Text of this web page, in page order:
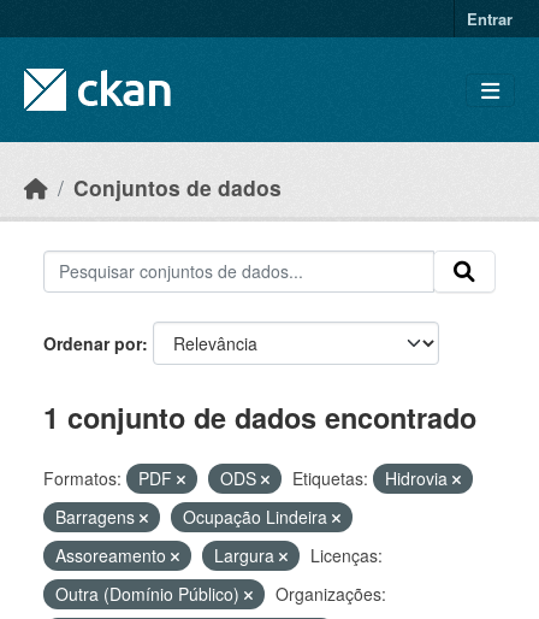
Entrar
Conjuntos de dados
Ordenar por
1 conjunto de dados encontrado
Formatos: PDF ODS Etiquetas:
Hidrovia
Barragens
Ocupação Lindeira
Assoreamento
Largura
Licenças:
Outra (Domínio Público)
Organizações: